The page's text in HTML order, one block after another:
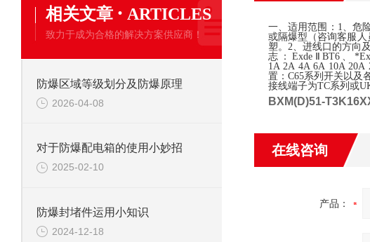
相关文章 · ARTICLES
致力于成为合格的解决方案供应商！
防爆区域等级划分及防爆原理
2026-04-08
对于防爆配电箱的使用小妙招
2025-02-10
防爆封堵件运用小知识
2024-12-18
一、适用范围：1、危
或隔爆型（咨询客服人
塑。2、进线口的方向
志：ExdeⅡBT6、
1A 2A 4A 6A 10A
置：C65系列开关以及
接线端子为TC系列或
BXM(D)51-
在线咨询
产品：